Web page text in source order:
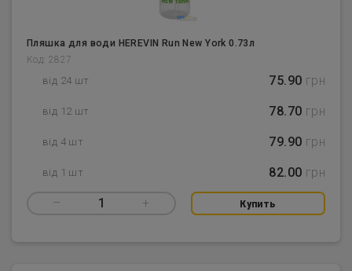
Пляшка для води HEREVIN Run New York 0.73л
Код: 2827
від 24 шт 75.90 грн
від 12 шт 78.70 грн
від 4 шт 79.90 грн
від 1 шт 82.00 грн
– 1 + Купить